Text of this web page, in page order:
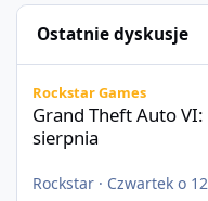
Ostatnie dyskusje
Rockstar Games
Grand Theft Auto
sierpnia
Rockstar · Czwartek o